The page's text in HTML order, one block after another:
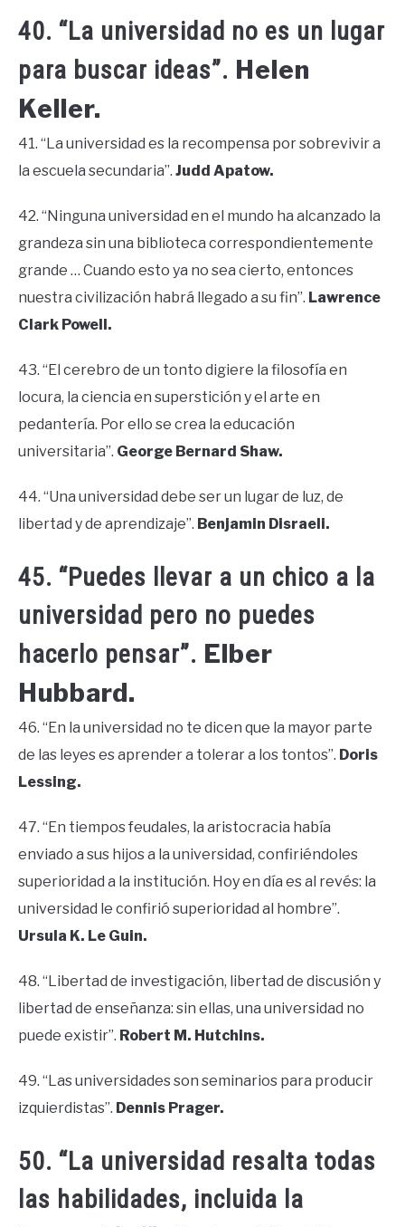
40. “La universidad no es un lugar
para buscar ideas”. Helen
Keller.
41. “La universidad es la recompensa por sobrevivir a
la escuela secundaria”. Judd Apatow.
42. “Ninguna universidad en el mundo ha alcanzado la
grandeza sin una biblioteca correspondientemente
grande … Cuando esto ya no sea cierto, entonces
nuestra civilización habrá llegado a su fin”. Lawrence
Clark Powell.
43. “El cerebro de un tonto digiere la filosofía en
locura, la ciencia en superstición y el arte en
pedantería. Por ello se crea la educación
universitaria”. George Bernard Shaw.
44. “Una universidad debe ser un lugar de luz, de
libertad y de aprendizaje”. Benjamin Disraeli.
45. “Puedes llevar a un chico a la
universidad pero no puedes
hacerlo pensar”. Elber
Hubbard.
46. “En la universidad no te dicen que la mayor parte
de las leyes es aprender a tolerar a los tontos”. Doris
Lessing.
47. “En tiempos feudales, la aristocracia había
enviado a sus hijos a la universidad, confiriéndoles
superioridad a la institución. Hoy en día es al revés: la
universidad le confirió superioridad al hombre”.
Ursula K. Le Guin.
48. “Libertad de investigación, libertad de discusión y
libertad de enseñanza: sin ellas, una universidad no
puede existir”. Robert M. Hutchins.
49. “Las universidades son seminarios para producir
izquierdistas”. Dennis Prager.
50. “La universidad resalta todas
las habilidades, incluida la